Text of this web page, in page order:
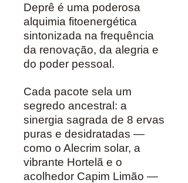
Deprê é uma poderosa
alquimia fitoenergética
sintonizada na frequência
da renovação, da alegria e
do poder pessoal.
Cada pacote sela um
segredo ancestral: a
sinergia sagrada de 8 ervas
puras e desidratadas —
como o Alecrim solar, a
vibrante Hortelã e o
acolhedor Capim Limão —